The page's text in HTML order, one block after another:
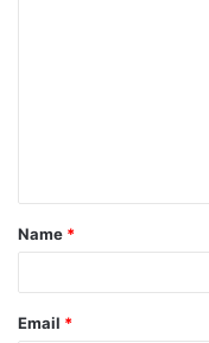
Name *
Email *